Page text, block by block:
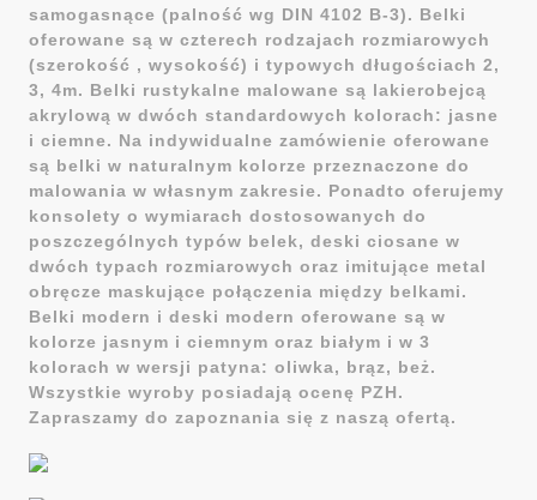
samogasnące (palność wg DIN 4102 B-3). Belki
oferowane są w czterech rodzajach rozmiarowych
(szerokość , wysokość) i typowych długościach 2,
3, 4m. Belki rustykalne malowane są lakierobejcą
akrylową w dwóch standardowych kolorach: jasne
i ciemne. Na indywidualne zamówienie oferowane
są belki w naturalnym kolorze przeznaczone do
malowania w własnym zakresie. Ponadto oferujemy
konsolety o wymiarach dostosowanych do
poszczególnych typów belek, deski ciosane w
dwóch typach rozmiarowych oraz imitujące metal
obręcze maskujące połączenia między belkami.
Belki modern i deski modern oferowane są w
kolorze jasnym i ciemnym oraz białym i w 3
kolorach w wersji patyna: oliwka, brąz, beż.
Wszystkie wyroby posiadają ocenę PZH.
Zapraszamy do zapoznania się z naszą ofertą.